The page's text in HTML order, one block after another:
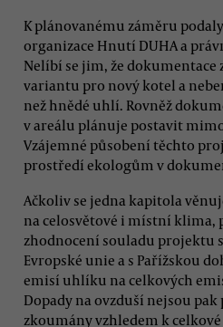
K plánovanému záměru
organizace Hnutí DUHA a
Nelíbí se jim, že dokumentace
variantu pro nový kotel a
než hnědé uhlí. Rovněž
v areálu plánuje postavit
Vzájemné působení těchto
prostředí ekologům v
Ačkoliv se jedna kapitola
na celosvětové i místní klima,
zhodnocení souladu projektu
Evropské unie a s Pařížskou
emisí uhlíku na celkových
Dopady na ovzduší nejsou
zkoumány vzhledem k